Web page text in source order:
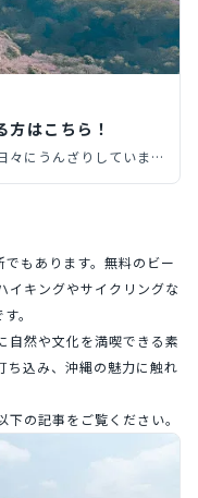
はこちら！
々にうんざりしていませ
ワーケーションです。実
た地域がたくさんある
ンスポットを見つけ、
もあります。無料のビー
イキングやサイクリングな
。
自然や文化を満喫できる素
ち込み、沖縄の魅力に触れ
の記事をご覧ください。